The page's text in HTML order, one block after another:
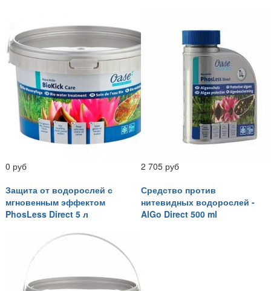
0 руб
2 705 руб
Защита от водорослей с
мгновенным эффектом
PhosLess Direct 5 л
Средство против
нитевидных водорослей -
AlGo Direct 500 ml